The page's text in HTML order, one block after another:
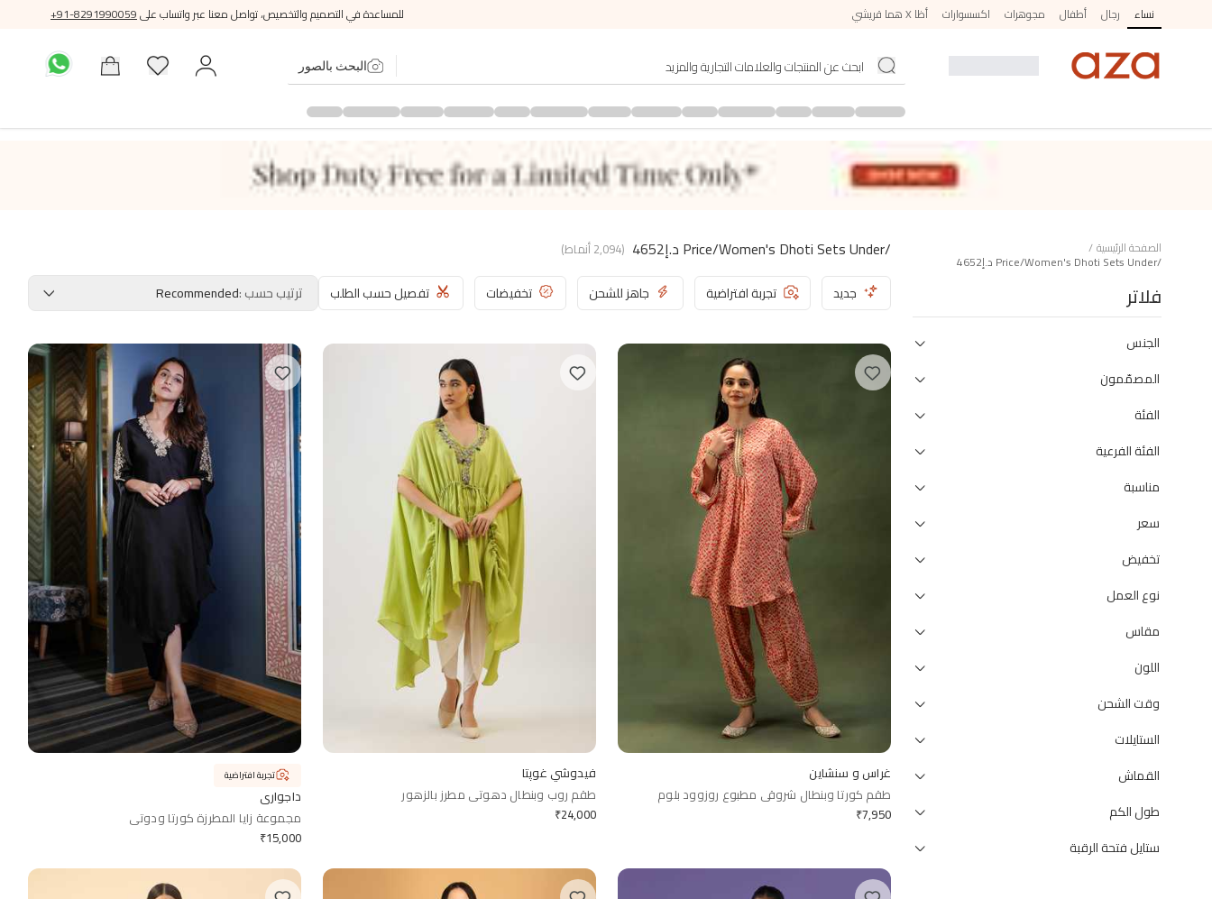
نساء رجال أطفال مجوهرات اكسسوارات أظا X هما قريشي للمساعدة في التصميم والتخصيص، تواصل معنا عبر واتساب على+91-8291990059
البحث بالصور
الصفحة الرئيسية/
/price/women's Dhoti Sets Under د.إ4652
فلاتر
الجنس
المصمّمون
الفئة
الفئة الفرعية
مناسبة
سعر
تخفيض
نوع العمل
مقاس
اللون
وقت الشحن
الستايلات
القماش
طول الكم
ستايل فتحة الرقبة
/price/women's Dhoti Sets Under د.إ4652 (
2,094أنماط)
جديد تجربة افتراضية جاهز للشحن تخفيضات تفصيل حسب الطلب ترتيب حسب:
Recommended
غراس و سنشاين
طقم كورتا وبنطال شروقي مطبوع روزوود بلوم
₹7,950
فيدوشي غوپتا
طقم روب وبنطال دهوتي مطرز بالزهور
₹24,000
داجواري
مجموعة زايا المطرزة كورتا ودوتي
₹15,000
تجربة افتراضية